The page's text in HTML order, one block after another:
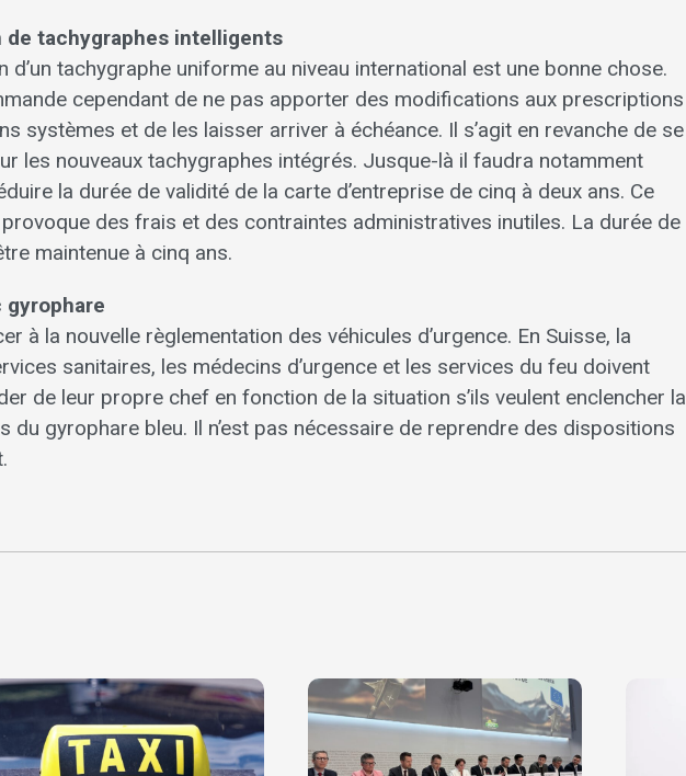
de tachygraphes intelligents
d’un tachygraphe uniforme au niveau international est une bonne chose.
cependant de ne pas apporter des modifications aux prescriptions
systèmes et de les laisser arriver à échéance. Il s’agit en revanche de se
les nouveaux tachygraphes intégrés. Jusque-là il faudra notamment
la durée de validité de la carte d’entreprise de cinq à deux ans. Ce
des frais et des contraintes administratives inutiles. La durée de
maintenue à cinq ans.
gyrophare
à la nouvelle règlementation des véhicules d’urgence. En Suisse, la
sanitaires, les médecins d’urgence et les services du feu doivent
de leur propre chef en fonction de la situation s’ils veulent enclencher la
du gyrophare bleu. Il n’est pas nécessaire de reprendre des dispositions